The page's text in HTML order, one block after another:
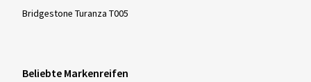
Bridgestone Turanza T005
Beliebte Markenreifen